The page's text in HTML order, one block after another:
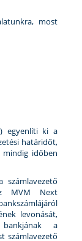
most
egyenlíti ki a
határidőt,
időben
számlavezető
MVM Next
levonását,
a
számlavezető